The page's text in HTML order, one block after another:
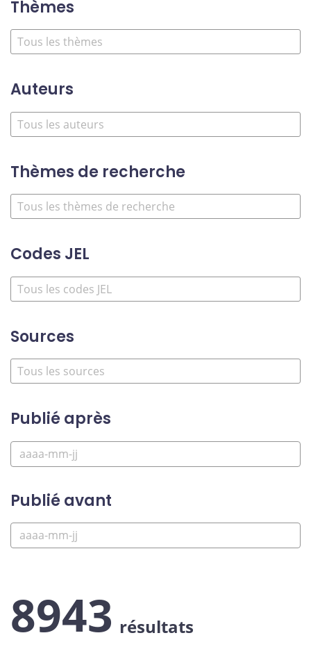
Thèmes
Auteurs
Thèmes de recherche
Codes JEL
Sources
Publié après
Publié avant
8943 résultats